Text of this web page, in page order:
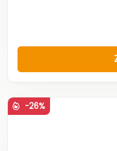
-26%